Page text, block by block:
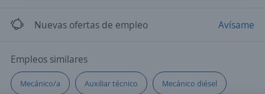
Nuevas ofertas de empleo Avísame
Empleos similares
Mecánico/a Auxiliar técnico Mecánico diésel